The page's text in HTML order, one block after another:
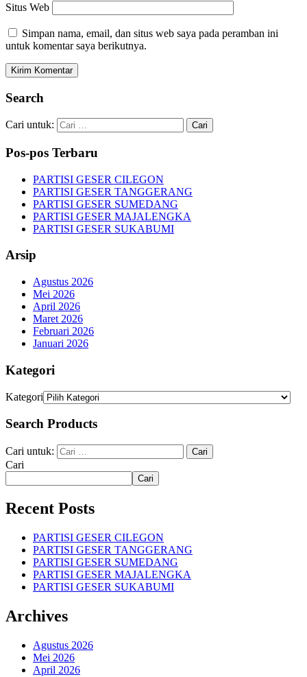
Situs Web
Simpan nama, email, dan situs web saya pada peramban ini
untuk komentar saya berikutnya.
Search
Cari untuk:
Pos-pos Terbaru
PARTISI GESER CILEGON
PARTISI GESER TANGGERANG
PARTISI GESER SUMEDANG
PARTISI GESER MAJALENGKA
PARTISI GESER SUKABUMI
Arsip
Agustus 2026
Mei 2026
April 2026
Maret 2026
Februari 2026
Januari 2026
Kategori
Kategori
Search Products
Cari untuk:
Cari
Cari
Recent Posts
PARTISI GESER CILEGON
PARTISI GESER TANGGERANG
PARTISI GESER SUMEDANG
PARTISI GESER MAJALENGKA
PARTISI GESER SUKABUMI
Archives
Agustus 2026
Mei 2026
April 2026